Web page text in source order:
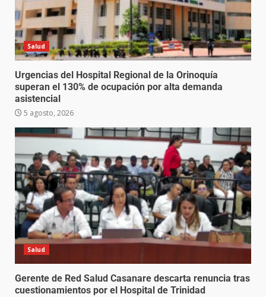
Salud
Urgencias del Hospital Regional de la Orinoquía
superan el 130% de ocupación por alta demanda
asistencial
5 agosto, 2026
Salud
Gerente de Red Salud Casanare descarta renuncia tras
cuestionamientos por el Hospital de Trinidad